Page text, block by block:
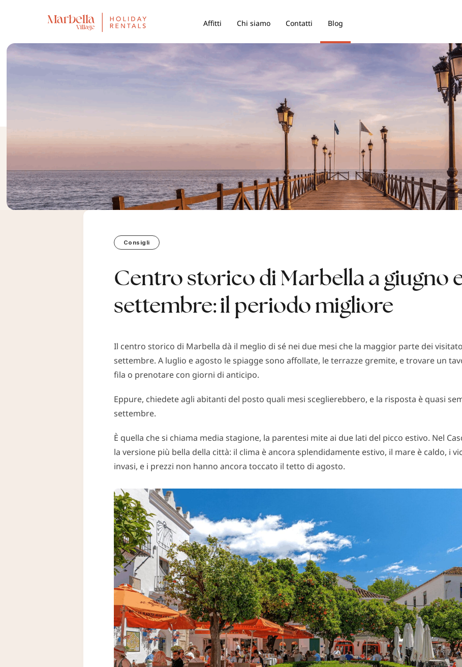
Affitti Chi siamo Contatti Blog
Consigli
Centro storico di Marbella a giugno
settembre: il periodo migliore
Il centro storico di Marbella dà il meglio di sé nei due mesi che la maggior parte dei
settembre. A luglio e agosto le spiagge sono affollate, le terrazze gremite, e trovare un
fila o prenotare con giorni di anticipo.
Eppure, chiedete agli abitanti del posto quali mesi sceglierebbero, e la risposta è quasi
settembre.
È quella che si chiama media stagione, la parentesi mite ai due lati del picco estivo. Nel
la versione più bella della città: il clima è ancora splendidamente estivo, il mare è caldo, i
invasi, e i prezzi non hanno ancora toccato il tetto di agosto.